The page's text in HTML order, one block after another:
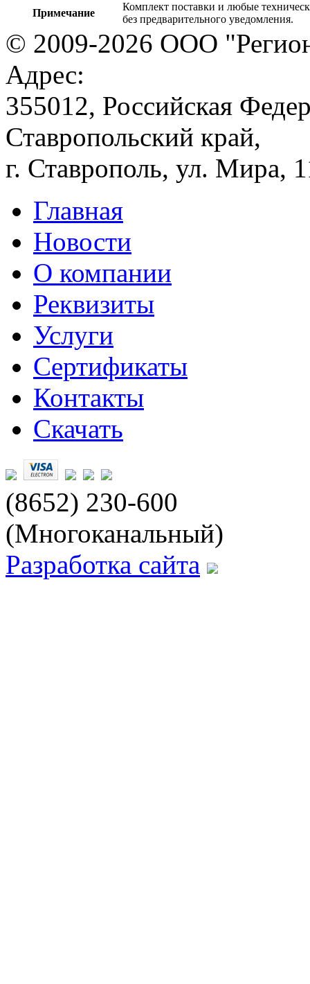
Примечание
Комплект поставки и любые
без предварительного уведомления.
© 2009-2026 ООО
Адрес:
355012, Российская
Ставропольский край,
г. Ставрополь, ул. Мира,
Главная
Новости
О компании
Реквизиты
Услуги
Сертификаты
Контакты
Скачать
(8652) 230-600
(Многоканальный)
Разработка сайта